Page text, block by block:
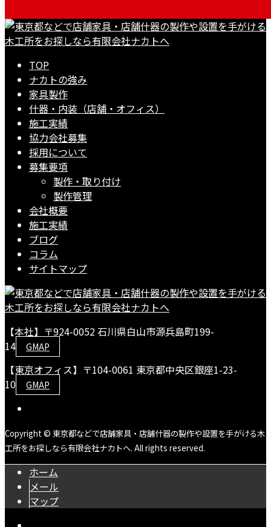
TOP
ナカトの強み
家具製作
什器・内装（店舗・オフィス）
施工実績
協力会社募集
採用について
募集要項
製作・取り付け
製作管理
会社概要
施工実績
ブログ
コラム
サイトマップ
【本社】〒924-0052 石川県白山市源兵島町199-
14
GMAP
【東京オフィス】〒104-0061 東京都中央区銀座1-23-
10
GMAP
Copyright © 東京都などで店舗家具・店舗什器の製作や設置を手がける木
工所をお探しなら有限会社ナカトへ. All rights reserved.
ホーム
メール
マップ